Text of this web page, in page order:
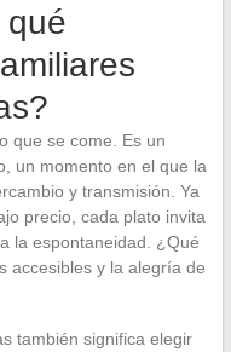
qué
que se come. Es un
un momento en el que la
y transmisión. Ya
precio, cada plato invita
la espontaneidad. ¿Qué
accesibles y la alegría de
también significa elegir